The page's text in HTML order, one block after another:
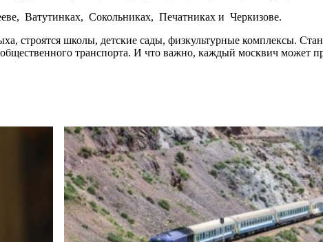
Ватутинках, Сокольниках, Печатниках и Черкизове.
строятся школы, детские сады, физкультурные комплексы.
транспорта. И что важно, каждый москвич может